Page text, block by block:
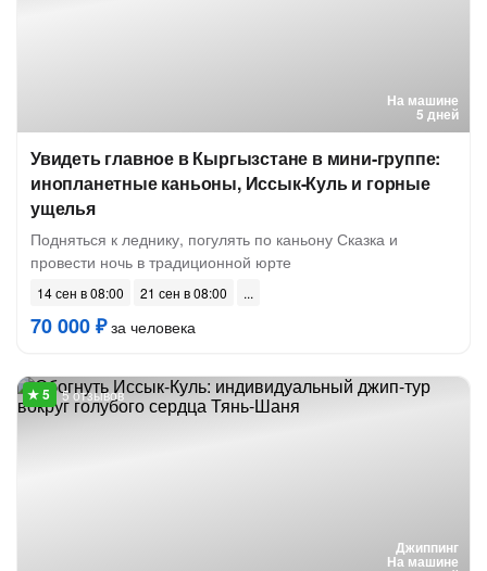
На машине
5 дней
Увидеть главное в Кыргызстане в мини-группе:
инопланетные каньоны, Иссык-Куль и горные
ущелья
Подняться к леднику, погулять по каньону Сказка и
провести ночь в традиционной юрте
14 сен в 08:00 21 сен в 08:00
70 000 ₽за человека
Джиппинг
На машине
5 отзывов